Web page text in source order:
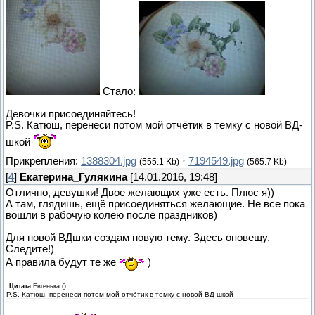
Стало:
Девочки присоединяйтесь!
P.S. Катюш, перенеси потом мой отчётик в темку с новой ВД-
шкой
Прикрепления: 1388304.jpg (555.1 Kb) · 7194549.jpg (565.7 Kb)
[4] Екатерина_Гулякина[14.01.2016, 19:48]
Отлично, девушки! Двое желающих уже есть. Плюс я))
А там, глядишь, ещё присоединяться желающие. Не все пока
вошли в рабочую колею после праздников)
Для новой ВДшки создам новую тему. Здесь оповещу.
Следите!)
А правила будут те же
)
Цитата Евгенька ()
P.S. Катюш, перенеси потом мой отчётик в темку с новой ВД-шкой